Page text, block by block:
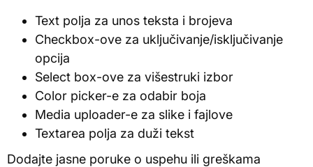
Text polja za unos teksta i brojeva
Checkbox-ove za uključivanje/isključivanje
opcija
Select box-ove za višestruki izbor
Color picker-e za odabir boja
Media uploader-e za slike i fajlove
Textarea polja za duži tekst
Dodajte jasne poruke o uspehu ili greškama